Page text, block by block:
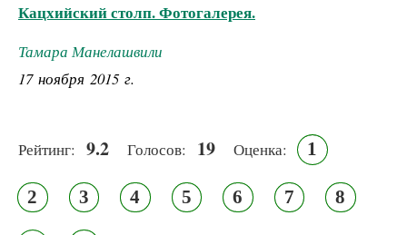
Кацхийский столп. Фотогалерея.
Тамара Манелашвили
17 ноября 2015 г.
Рейтинг: 9.2 Голосов: 19 Оценка: 1
2 3 4 5 6 7 8